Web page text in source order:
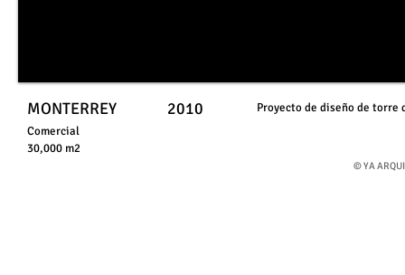
MONTERREY 2010
Comercial
30,000 m2
Proyecto de diseño de torre
©​YA